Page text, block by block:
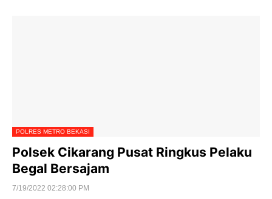
POLRES METRO BEKASI
Polsek Cikarang Pusat Ringkus Pelaku
Begal Bersajam
7/19/2022 02:28:00 PM